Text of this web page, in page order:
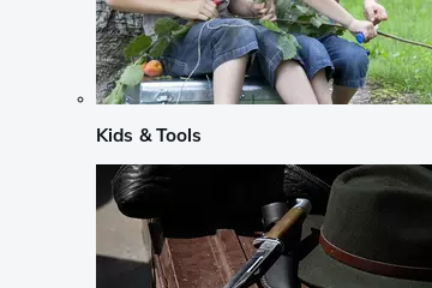
Kids & Tools